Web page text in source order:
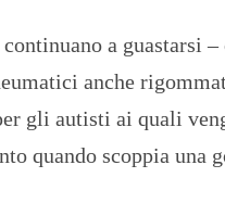
a guastarsi
anche
gli autisti ai quali
quando scoppia una